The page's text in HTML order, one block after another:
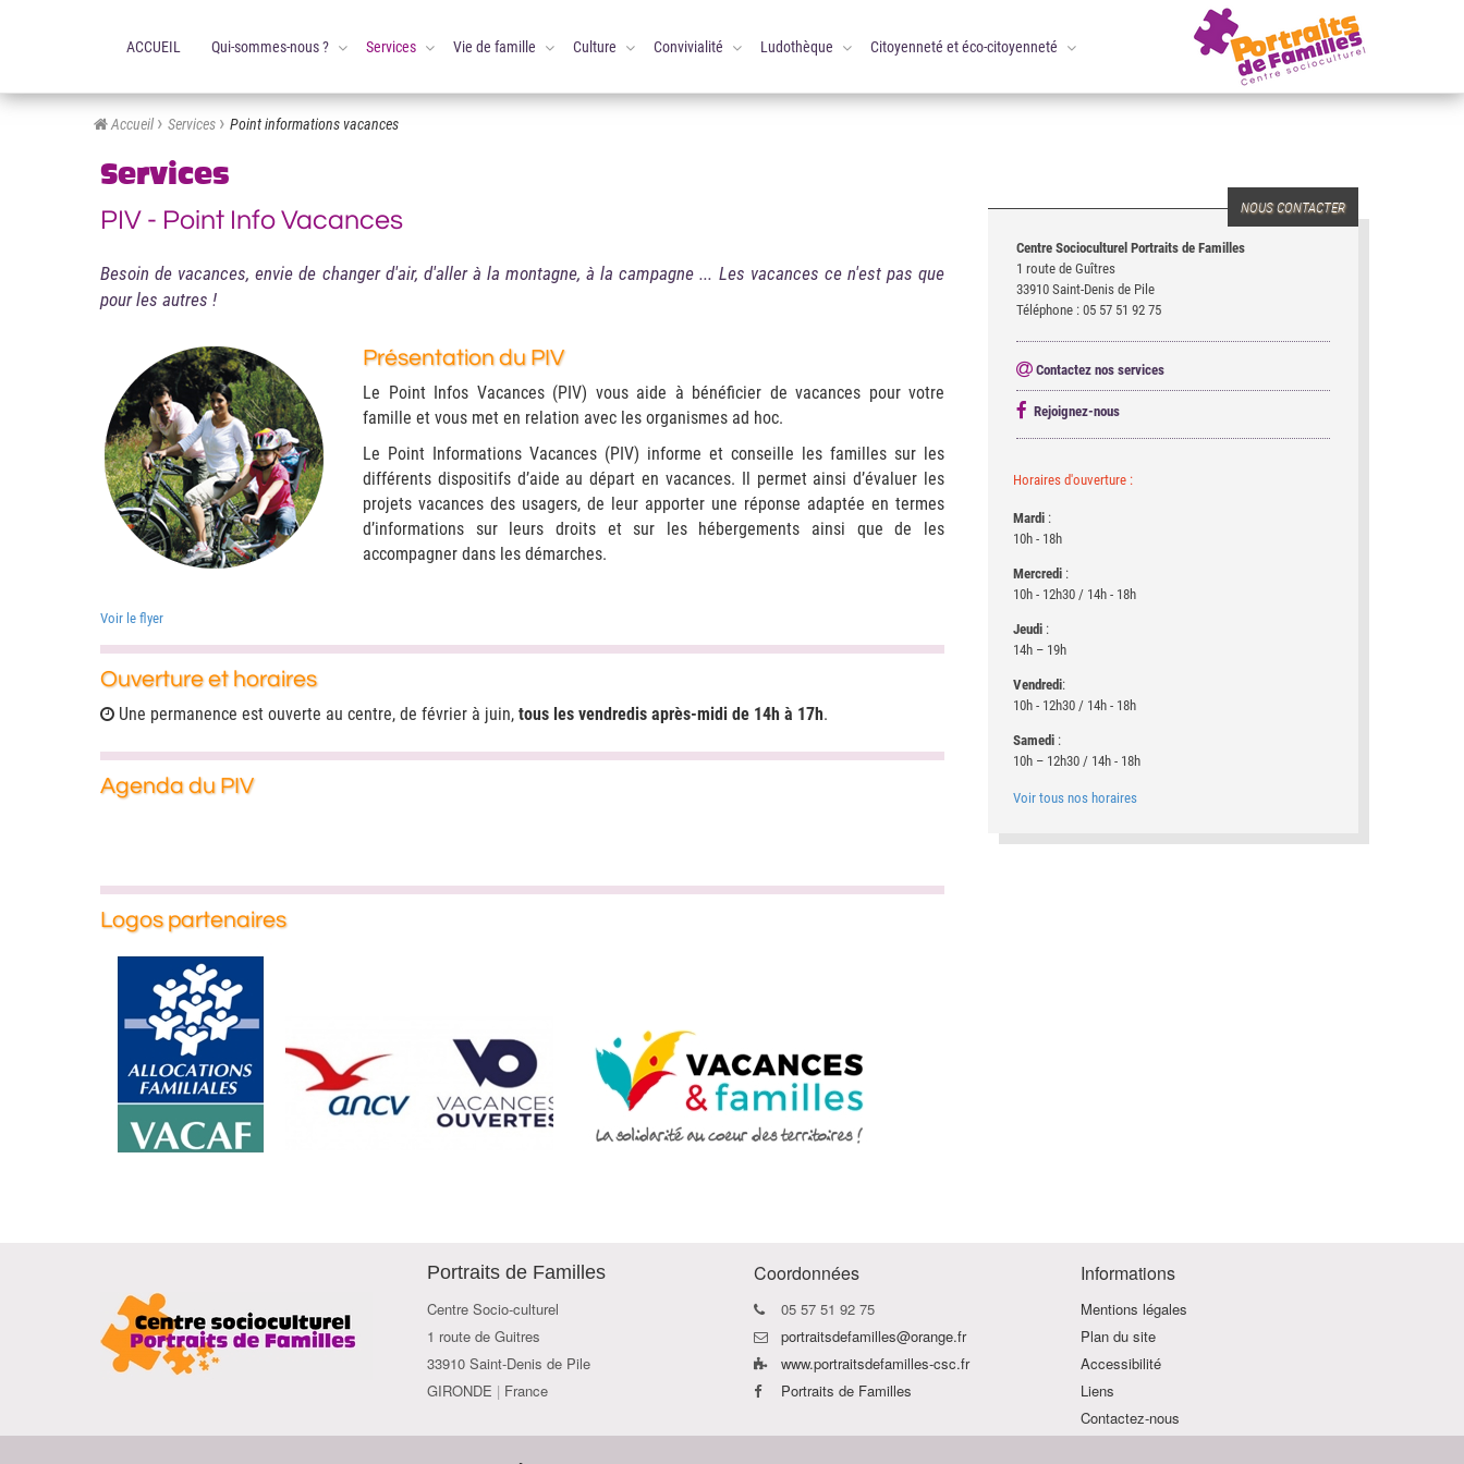
ACCUEIL Qui-sommes-nous ? Services Vie de famille Culture Convivialité Ludothèque Citoyenneté et éco-citoyenneté
Accueil Services Point informations vacances
Services
PIV - Point Info Vacances
Besoin de vacances, envie de changer d'air, d'aller à la montagne, à la campagne ... Les vacances ce n'est pas que
pour les autres !
Présentation du PIV
Le Point Infos Vacances (PIV) vous aide à bénéficier de vacances pour votre
famille et vous met en relation avec les organismes ad hoc.
Le Point Informations Vacances (PIV) informe et conseille les familles sur les
différents dispositifs d’aide au départ en vacances. Il permet ainsi d’évaluer les
projets vacances des usagers, de leur apporter une réponse adaptée en termes
d’informations sur leurs droits et sur les hébergements ainsi que de les
accompagner dans les démarches.
Voir le flyer
Ouverture et horaires
Une permanence est ouverte au centre, de février à juin, tous les vendredis après-midi de 14h à 17h.
Agenda du PIV
Logos partenaires
NOUS CONTACTER
Centre Socioculturel Portraits de Familles
1 route de Guîtres
33910 Saint-Denis de Pile
Téléphone : 05 57 51 92 75
Contactez nos services
Rejoignez-nous
Horaires d'ouverture :
Mardi :
10h - 18h
Mercredi :
10h - 12h30 / 14h - 18h
Jeudi :
14h – 19h
Vendredi:
10h - 12h30 / 14h - 18h
Samedi :
10h – 12h30 / 14h - 18h
Voir tous nos horaires
Portraits de Familles
Centre Socio-culturel
1 route de Guitres
33910 Saint-Denis de Pile
GIRONDE | France
Coordonnées
05 57 51 92 75
portraitsdefamilles@orange.fr
www.portraitsdefamilles-csc.fr
Portraits de Familles
Informations
Mentions légales
Plan du site
Accessibilité
Liens
Contactez-nous